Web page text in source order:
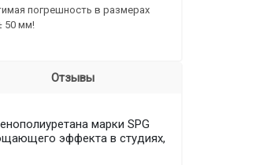
погрешность в размерах
50 мм!
Отзывы
марки SPG
эффекта в студиях,